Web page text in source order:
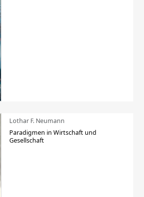
Lothar F. Neumann
Paradigmen in Wirtschaft und
Gesellschaft